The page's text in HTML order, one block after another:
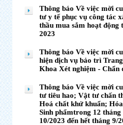
Thông báo Về việc mời
tư y tế phục vụ công tác
thầu mua sắm hoạt động
2023
Thông báo Về việc mời
hiện dịch vụ bảo trì
Khoa Xét nghiệm - Chẩn
Thông báo Về việc mời
tư tiêu hao; Vật tư chấn
Hoá chất khử khuẩn;
Sinh phẩmtrong 12
10/2023 đến hết tháng 9/